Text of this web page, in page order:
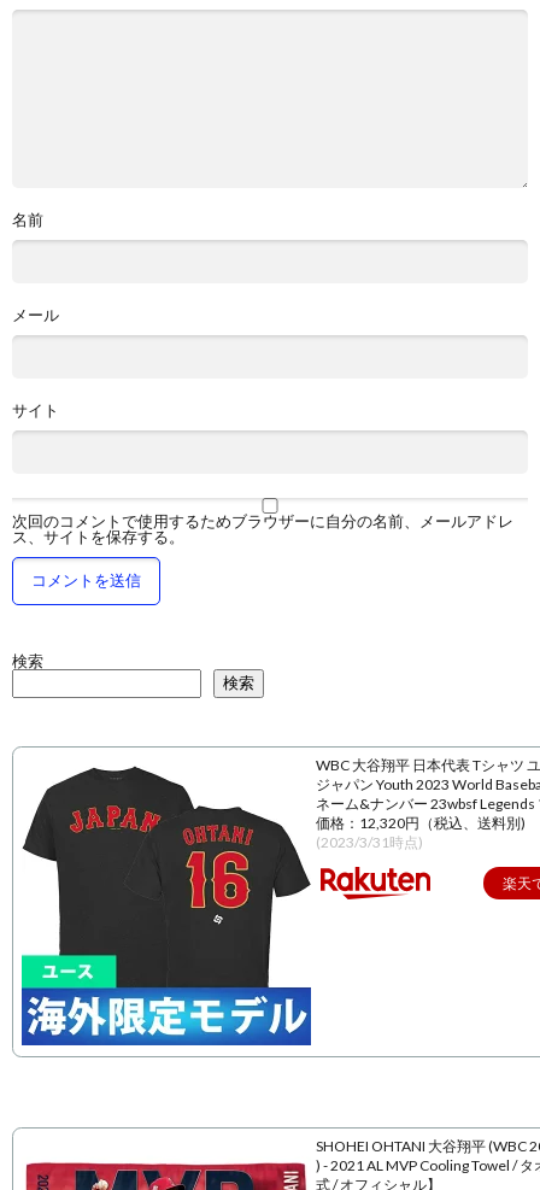
名前
メール
サイト
次回のコメントで使用するためブラウザーに自分の名前、メールアドレ
ス、サイトを保存する。
検索
検索
WBC 大谷翔平 日本代表 Tシャツ
ジャパン Youth 2023 World
ネーム&ナンバー 23wbsf Legends
価格：12,320円（税込、送料別)
(2023/3/31時点)
楽天
SHOHEI OHTANI 大谷翔平 (WBC
) - 2021 AL MVP Cooling Towel / タ
式 / オフィシャル】